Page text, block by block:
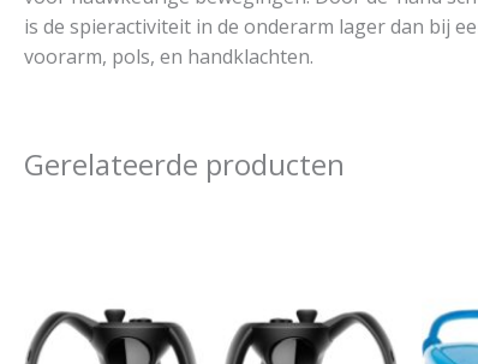
is de spieractiviteit in de onderarm lager dan bij
voorarm, pols, en handklachten.
Gerelateerde producten